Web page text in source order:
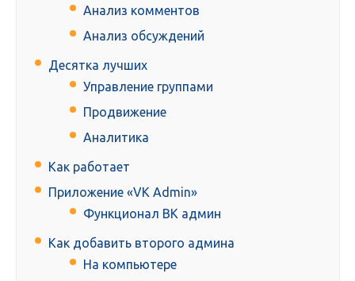
Анализ комментов
Анализ обсуждений
Десятка лучших
Управление группами
Продвижение
Аналитика
Как работает
Приложение «VK Admin»
Функционал ВК админ
Как добавить второго админа
На компьютере